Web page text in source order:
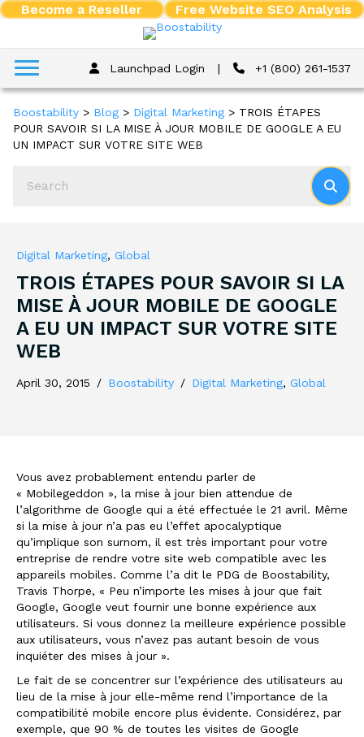
Become a Reseller Free Website SEO Analysis
Launchpad Login | +1 (800) 261-1537
Boostability > Blog > Digital Marketing > TROIS ÉTAPES
POUR SAVOIR SI LA MISE À JOUR MOBILE DE GOOGLE A EU
UN IMPACT SUR VOTRE SITE WEB
Digital Marketing, Global
TROIS ÉTAPES POUR SAVOIR SI LA
MISE À JOUR MOBILE DE GOOGLE
A EU UN IMPACT SUR VOTRE SITE
WEB
April 30, 2015 / Boostability / Digital Marketing, Global
Vous avez probablement entendu parler de
« Mobilegeddon », la mise à jour bien attendue de
l’algorithme de Google qui a été effectuée le 21 avril. Même
si la mise à jour n’a pas eu l’effet apocalyptique
qu’implique son surnom, il est très important pour votre
entreprise de rendre votre site web compatible avec les
appareils mobiles. Comme l’a dit le PDG de Boostability,
Travis Thorpe, « Peu n’importe les mises à jour que fait
Google, Google veut fournir une bonne expérience aux
utilisateurs. Si vous donnez la meilleure expérience possible
aux utilisateurs, vous n’avez pas autant besoin de vous
inquiéter des mises à jour ».
Le fait de se concentrer sur l’expérience des utilisateurs au
lieu de la mise à jour elle-même rend l’importance de la
compatibilité mobile encore plus évidente. Considérez, par
exemple, que 90 % de toutes les visites de Google